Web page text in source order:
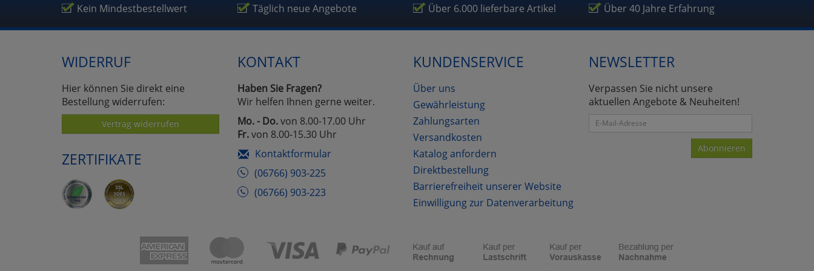
Kein Mindestbestellwert Täglich neue Angebote Über 6.000 lieferbare Artikel Über 40 Jahre Erfahrung
WIDERRUF
Hier können Sie direkt eine
Bestellung widerrufen:
Vertrag widerrufen
ZERTIFIKATE
KONTAKT
Haben Sie Fragen?
Wir helfen Ihnen gerne weiter.
Mo. - Do.von 8.00-17.00 Uhr
Fr.von 8.00-15.30 Uhr
Kontaktformular
(06766) 903-225
(06766) 903-223
KUNDENSERVICE
Über uns
Gewährleistung
Zahlungsarten
Versandkosten
Katalog anfordern
Direktbestellung
Barrierefreiheit unserer Website
Einwilligung zur Datenverarbeitung
NEWSLETTER
Verpassen Sie nicht unsere
aktuellen Angebote & Neuheiten!
Abonnieren
Umfragetools